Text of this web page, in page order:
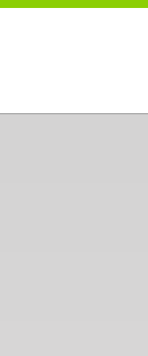
Direkt zum Inhalt